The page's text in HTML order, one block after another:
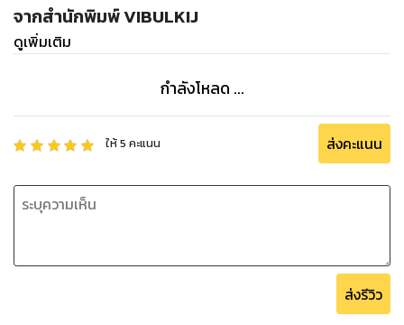
จากสำนักพิมพ์ VIBULKIJ
ดูเพิ่มเติม
กำลังโหลด ...
ให้5 คะแนน ส่งคะแนน
ส่งรีวิว